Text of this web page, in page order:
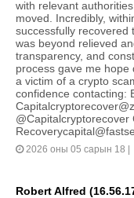
with relevant
moved. Incredibly,
successfully recovered
was beyond relieved
transparency, and
process gave me hope
a victim of a crypto
confidence contacting:
@Capitalcryptorecover
2026 оны 05 сарын 18 |
Robert Alfred